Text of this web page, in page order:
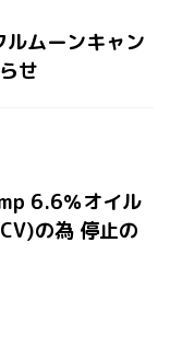
ルムーンキャン
せ
6.6％オイル
の為 停止の